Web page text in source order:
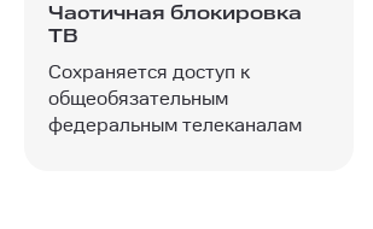
Частичная блокировка
ТВ
Сохраняется доступ к
общеобязательным
федеральным телеканалам